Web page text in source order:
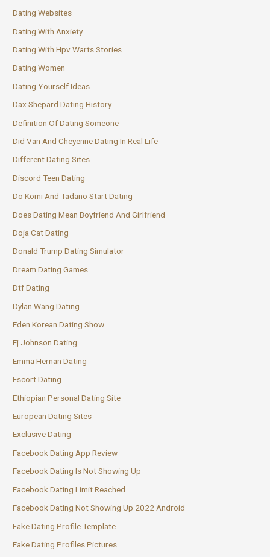
Dating Websites
Dating With Anxiety
Dating With Hpv Warts Stories
Dating Women
Dating Yourself Ideas
Dax Shepard Dating History
Definition Of Dating Someone
Did Van And Cheyenne Dating In Real Life
Different Dating Sites
Discord Teen Dating
Do Komi And Tadano Start Dating
Does Dating Mean Boyfriend And Girlfriend
Doja Cat Dating
Donald Trump Dating Simulator
Dream Dating Games
Dtf Dating
Dylan Wang Dating
Eden Korean Dating Show
Ej Johnson Dating
Emma Hernan Dating
Escort Dating
Ethiopian Personal Dating Site
European Dating Sites
Exclusive Dating
Facebook Dating App Review
Facebook Dating Is Not Showing Up
Facebook Dating Limit Reached
Facebook Dating Not Showing Up 2022 Android
Fake Dating Profile Template
Fake Dating Profiles Pictures